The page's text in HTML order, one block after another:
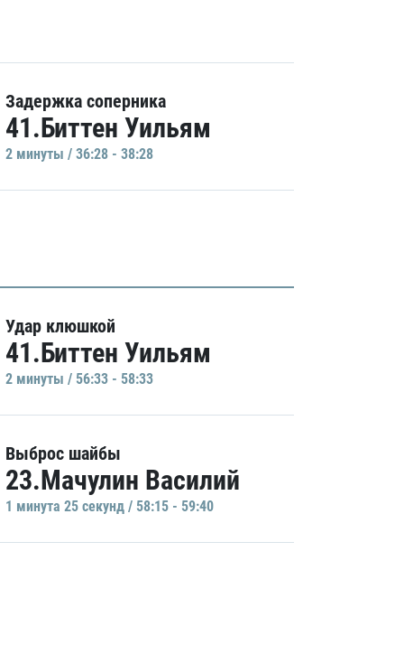
Задержка соперника
41.Биттен Уильям
2 минуты / 36:28 - 38:28
Удар клюшкой
41.Биттен Уильям
2 минуты / 56:33 - 58:33
Выброс шайбы
23.Мачулин Василий
1 минутa 25 секунд / 58:15 - 59:40